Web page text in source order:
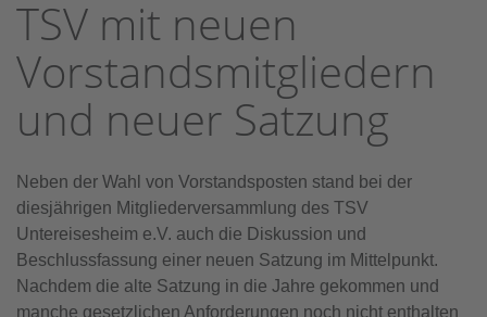
TSV mit neuen
Vorstandsmitgliedern
und neuer Satzung
Neben der Wahl von Vorstandsposten stand bei der
diesjährigen Mitgliederversammlung des TSV
Untereisesheim e.V. auch die Diskussion und
Beschlussfassung einer neuen Satzung im Mittelpunkt.
Nachdem die alte Satzung in die Jahre gekommen und
manche gesetzlichen Anforderungen noch nicht enthalten